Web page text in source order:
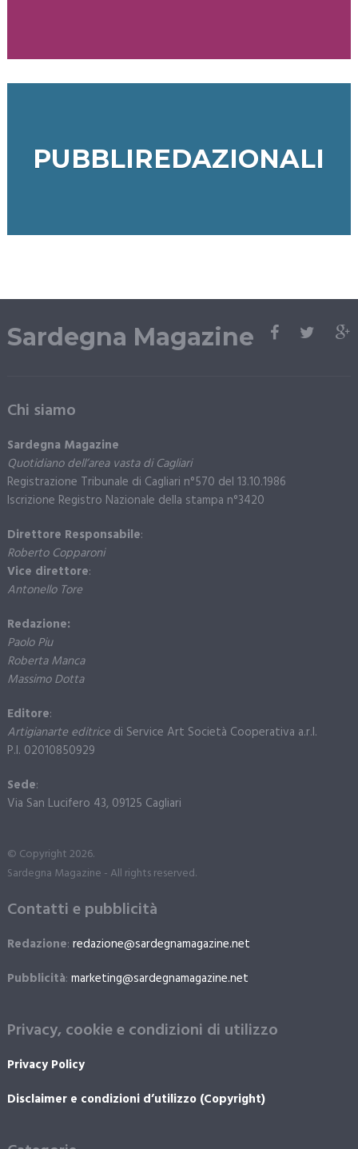
PUBBLIREDAZIONALI
Sardegna Magazine
Chi siamo
Sardegna Magazine
Quotidiano dell’area vasta di Cagliari
Registrazione Tribunale di Cagliari n°570 del 13.10.1986
Iscrizione Registro Nazionale della stampa n°3420
Direttore Responsabile:
Roberto Copparoni
Vice direttore:
Antonello Tore
Redazione:
Paolo Piu
Roberta Manca
Massimo Dotta
Editore:
Artigianarte editricedi Service Art Società Cooperativa a.r.l.
P.I. 02010850929
Sede:
Via San Lucifero 43, 09125 Cagliari
© Copyright 2026.
Sardegna Magazine - All rights reserved.
Contatti e pubblicità
Redazione: redazione@sardegnamagazine.net
Pubblicità: marketing@sardegnamagazine.net
Privacy, cookie e condizioni di utilizzo
Privacy Policy
Disclaimer e condizioni d’utilizzo (Copyright)